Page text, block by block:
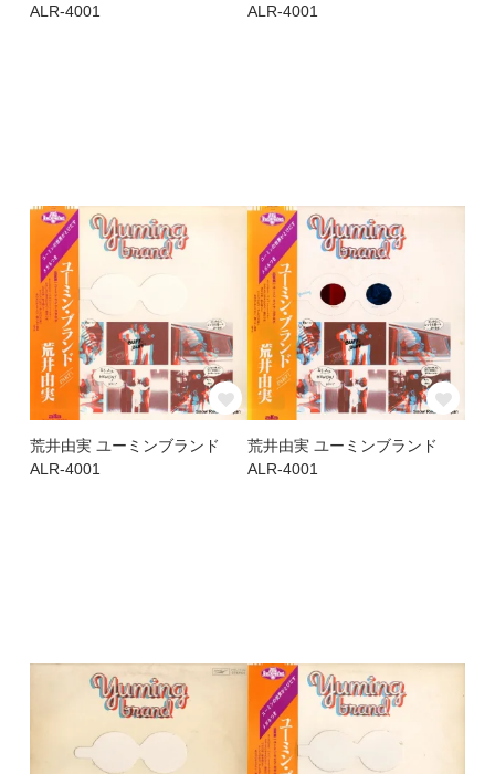
ALR-4001
ALR-4001
荒井由実 ユーミンブランド
ALR-4001
荒井由実 ユーミンブランド
ALR-4001